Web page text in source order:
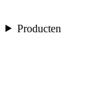
Producten